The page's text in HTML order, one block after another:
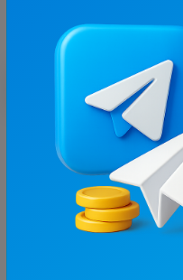
З цим каналом часто
/
345
Кіноманія ||
Кіно / Мультфільми
Ціна реклами